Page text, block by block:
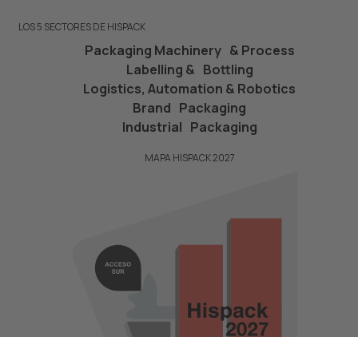
LOS 5 SECTORES DE HISPACK
Packaging Machinery & Process
Labelling & Bottling
Logistics, Automation & Robotics
Brand Packaging
Industrial Packaging
MAPA HISPACK 2027